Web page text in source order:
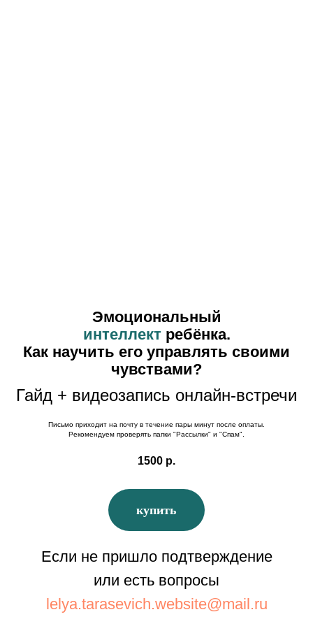
Эмоциональный
интеллект ребёнка.
Как научить его управлять своими
чувствами?
Гайд + видеозапись онлайн-встречи
Письмо приходит на почту в течение пары минут после оплаты.
Рекомендуем проверять папки "Рассылки" и "Спам".
1500 р.
купить
Если не пришло подтверждение
или есть вопросы
lelya.tarasevich.website@mail.ru